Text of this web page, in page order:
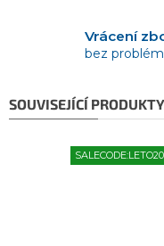
Vrácení
bez
SOUVISEJÍCÍ PRODUKTY